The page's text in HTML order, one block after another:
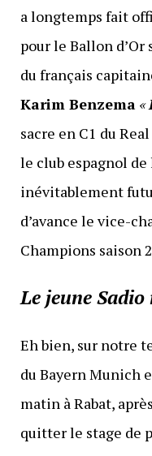
a longtemps fait
pour le Ballon
du français
Karim Benzema «
sacre en C1 du
le club espagnol de
inévitablement
d’avance le vice-
Champions saison
Le jeune
Eh bien, sur notre
du Bayern Munich
matin à Rabat,
quitter le stage de